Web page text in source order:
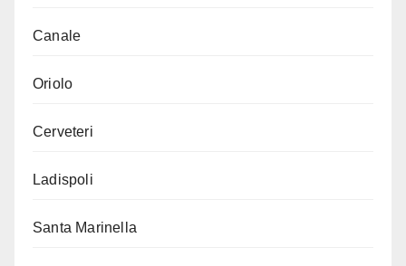
Canale
Oriolo
Cerveteri
Ladispoli
Santa Marinella